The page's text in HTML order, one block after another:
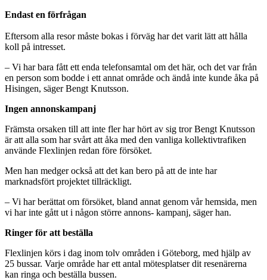
Endast en förfrågan
Eftersom alla resor måste bokas i förväg har det varit lätt att hålla
koll på intresset.
– Vi har bara fått ett enda telefonsamtal om det här, och det var från
en person som bodde i ett annat område och ändå inte kunde åka på
Hisingen, säger Bengt Knutsson.
Ingen annonskampanj
Främsta orsaken till att inte fler har hört av sig tror Bengt Knutsson
är att alla som har svårt att åka med den vanliga kollektivtrafiken
använde Flexlinjen redan före försöket.
Men han medger också att det kan bero på att de inte har
marknadsfört projektet tillräckligt.
– Vi har berättat om försöket, bland annat genom vår hemsida, men
vi har inte gått ut i någon större annons- kampanj, säger han.
Ringer för att beställa
Flexlinjen körs i dag inom tolv områden i Göteborg, med hjälp av
25 bussar. Varje område har ett antal mötesplatser dit resenärerna
kan ringa och beställa bussen.